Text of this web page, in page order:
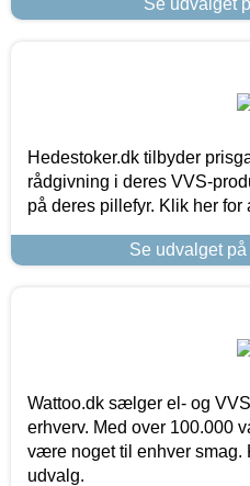
Hedestoker.dk tilbyder
rådgivning i deres VVS-
på deres pillefyr. Klik her for
Se udvalget
Wattoo.dk sælger el- og
erhverv. Med over 100.000
være noget til enhver smag.
udvalg.